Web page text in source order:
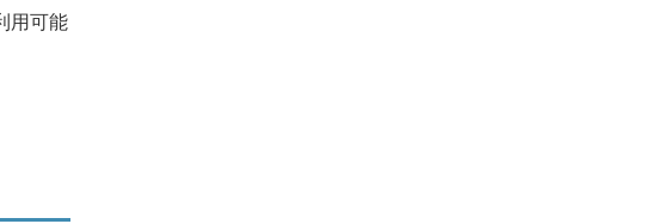
用可能